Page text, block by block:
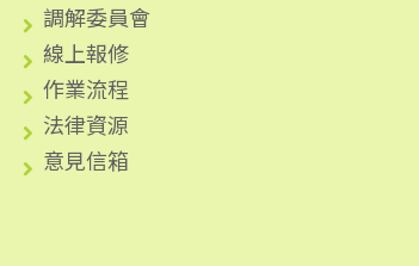
調解委員會
線上報修
作業流程
法律資源
意見信箱